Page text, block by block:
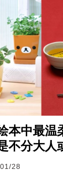
本中最温
不分大人
28